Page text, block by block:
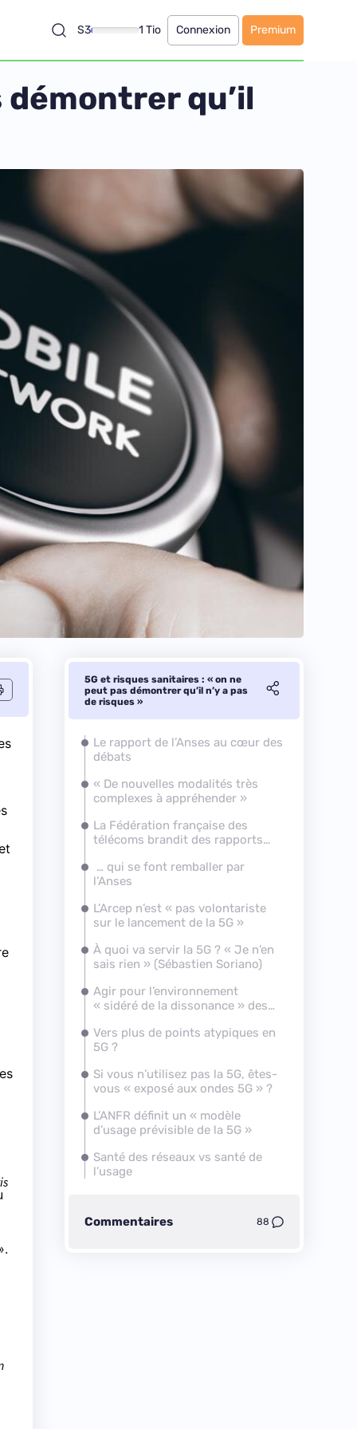
S3 1 Tio Connexion Premium
qu’il
5G et risques sanitaires : « on ne
peut pas démontrer qu’il n’y a pas
de risques »
Le rapport de l’Anses au cœur des
débats
« De nouvelles modalités très
complexes à appréhender »
La Fédération française des
télécoms brandit des rapports…
… qui se font remballer par
l’Anses
L’Arcep n’est « pas volontariste
sur le lancement de la 5G »
À quoi va servir la 5G ? « Je n’en
sais rien » (Sébastien Soriano)
Agir pour l’environnement
« sidéré de la dissonance » des
Vers plus de points atypiques en
5G ?
Si vous n’utilisez pas la 5G, êtes-
vous « exposé aux ondes 5G » ?
L’ANFR définit un « modèle
d’usage prévisible de la 5G »
Santé des réseaux vs santé de
l’usage
Commentaires 88